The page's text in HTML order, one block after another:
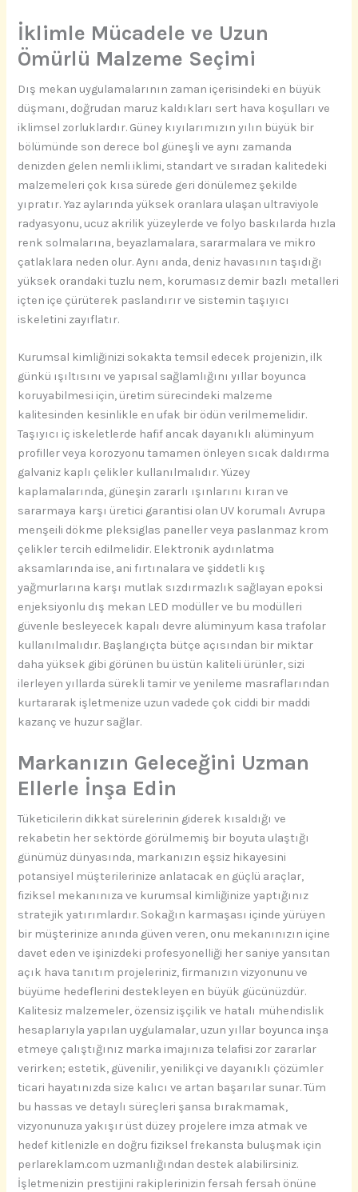
İklimle Mücadele ve Uzun
Ömürlü Malzeme Seçimi
Dış mekan uygulamalarının zaman içerisindeki en büyük
düşmanı, doğrudan maruz kaldıkları sert hava koşulları ve
iklimsel zorluklardır. Güney kıyılarımızın yılın büyük bir
bölümünde son derece bol güneşli ve aynı zamanda
denizden gelen nemli iklimi, standart ve sıradan kalitedeki
malzemeleri çok kısa sürede geri dönülemez şekilde
yıpratır. Yaz aylarında yüksek oranlara ulaşan ultraviyole
radyasyonu, ucuz akrilik yüzeylerde ve folyo baskılarda hızla
renk solmalarına, beyazlamalara, sararmalara ve mikro
çatlaklara neden olur. Aynı anda, deniz havasının taşıdığı
yüksek orandaki tuzlu nem, korumasız demir bazlı metalleri
içten içe çürüterek paslandırır ve sistemin taşıyıcı
iskeletini zayıflatır.
Kurumsal kimliğinizi sokakta temsil edecek projenizin, ilk
günkü ışıltısını ve yapısal sağlamlığını yıllar boyunca
koruyabilmesi için, üretim sürecindeki malzeme
kalitesinden kesinlikle en ufak bir ödün verilmemelidir.
Taşıyıcı iç iskeletlerde hafif ancak dayanıklı alüminyum
profiller veya korozyonu tamamen önleyen sıcak daldırma
galvaniz kaplı çelikler kullanılmalıdır. Yüzey
kaplamalarında, güneşin zararlı ışınlarını kıran ve
sararmaya karşı üretici garantisi olan UV korumalı Avrupa
menşeili dökme pleksiglas paneller veya paslanmaz krom
çelikler tercih edilmelidir. Elektronik aydınlatma
aksamlarında ise, ani fırtınalara ve şiddetli kış
yağmurlarına karşı mutlak sızdırmazlık sağlayan epoksi
enjeksiyonlu dış mekan LED modüller ve bu modülleri
güvenle besleyecek kapalı devre alüminyum kasa trafolar
kullanılmalıdır. Başlangıçta bütçe açısından bir miktar
daha yüksek gibi görünen bu üstün kaliteli ürünler, sizi
ilerleyen yıllarda sürekli tamir ve yenileme masraflarından
kurtararak işletmenize uzun vadede çok ciddi bir maddi
kazanç ve huzur sağlar.
Markanızın Geleceğini Uzman
Ellerle İnşa Edin
Tüketicilerin dikkat sürelerinin giderek kısaldığı ve
rekabetin her sektörde görülmemiş bir boyuta ulaştığı
günümüz dünyasında, markanızın eşsiz hikayesini
potansiyel müşterilerinize anlatacak en güçlü araçlar,
fiziksel mekanınıza ve kurumsal kimliğinize yaptığınız
stratejik yatırımlardır. Sokağın karmaşası içinde yürüyen
bir müşterinize anında güven veren, onu mekanınızın içine
davet eden ve işinizdeki profesyonelliği her saniye yansıtan
açık hava tanıtım projeleriniz, firmanızın vizyonunu ve
büyüme hedeflerini destekleyen en büyük gücünüzdür.
Kalitesiz malzemeler, özensiz işçilik ve hatalı mühendislik
hesaplarıyla yapılan uygulamalar, uzun yıllar boyunca inşa
etmeye çalıştığınız marka imajınıza telafisi zor zararlar
verirken; estetik, güvenilir, yenilikçi ve dayanıklı çözümler
ticari hayatınızda size kalıcı ve artan başarılar sunar. Tüm
bu hassas ve detaylı süreçleri şansa bırakmamak,
vizyonunuza yakışır üst düzey projelere imza atmak ve
hedef kitlenizle en doğru fiziksel frekansta buluşmak için
perlareklam.com uzmanlığından destek alabilirsiniz.
İşletmenizin prestijini rakiplerinizin fersah fersah önüne